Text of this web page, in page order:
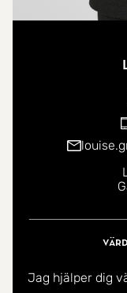
Jag hjälper dig